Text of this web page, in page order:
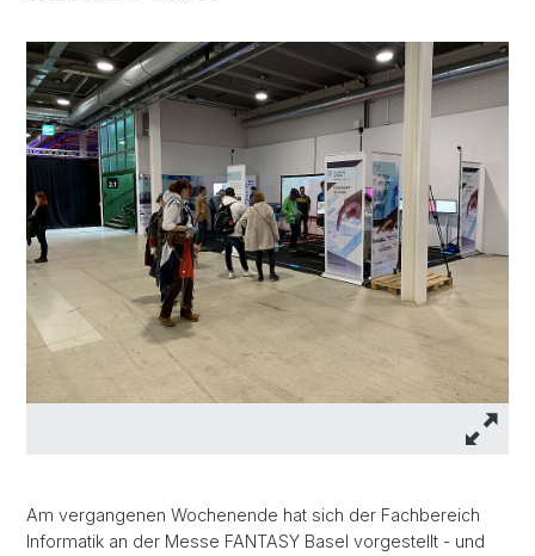
Am vergangenen Wochenende hat sich der Fachbereich
Informatik an der Messe FANTASY Basel vorgestellt - und